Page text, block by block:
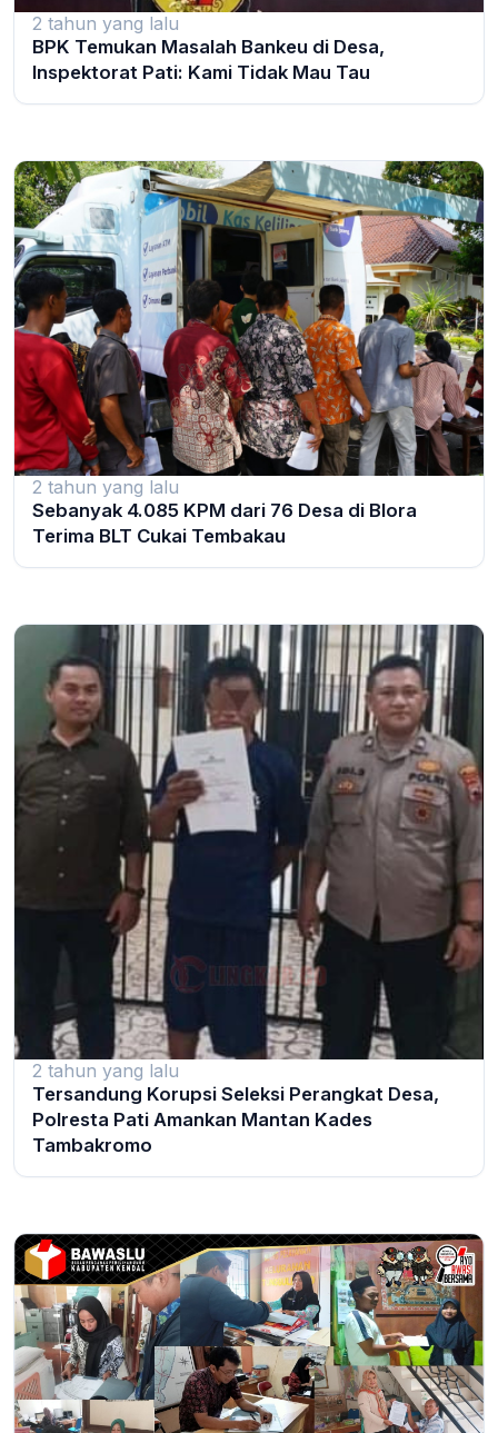
2 tahun yang lalu
BPK Temukan Masalah Bankeu di Desa,
Inspektorat Pati: Kami Tidak Mau Tau
2 tahun yang lalu
Sebanyak 4.085 KPM dari 76 Desa di Blora
Terima BLT Cukai Tembakau
2 tahun yang lalu
Tersandung Korupsi Seleksi Perangkat Desa,
Polresta Pati Amankan Mantan Kades
Tambakromo